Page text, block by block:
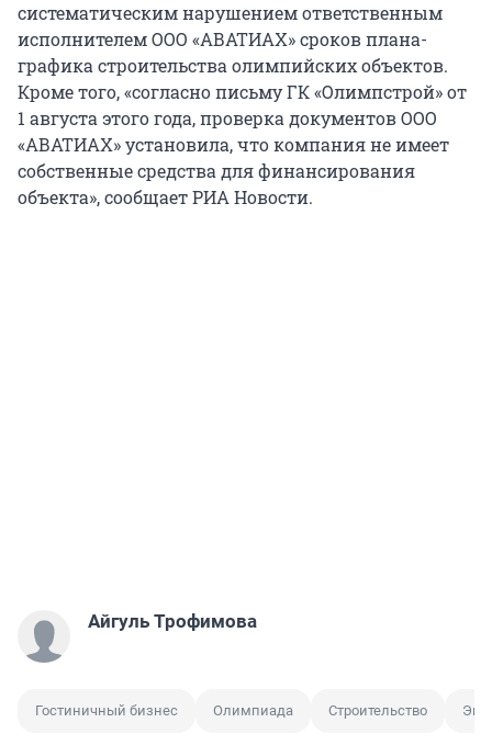
систематическим нарушением ответственным
исполнителем ООО «АВАТИАХ» сроков плана-
графика строительства олимпийских объектов.
Кроме того, «согласно письму ГК «Олимпстрой» от
1 августа этого года, проверка документов ООО
«АВАТИАХ» установила, что компания не имеет
собственные средства для финансирования
объекта», сообщает РИА Новости.
Айгуль Трофимова
Гостиничный бизнес Олимпиада Строительство